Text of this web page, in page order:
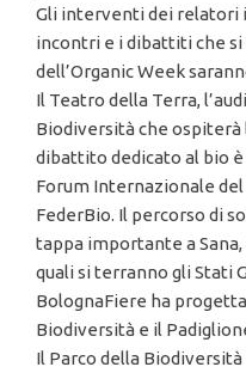
Gli interventi dei relatori
incontri e i dibattiti che
dell’Organic Week
Il Teatro della Terra,
Biodiversità che ospiterà
dibattito dedicato al bio
Forum Internazionale
FederBio. Il percorso di
tappa importante a
quali si terranno gli Stati
BolognaFiere ha
Biodiversità e il
Il Parco della